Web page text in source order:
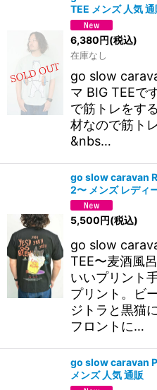
TEE メンズ 人気 通
6,380円(税込)
在庫なし
go slow
マ BIG TEEで
で筋トレをす
材なので筋ト
&nbs…
go slow caravan
2〜 メンズ レディ
5,500円(税込)
go slow
TEE〜麦酒風
いいプリント
プリント。ビ
ジトラと黒猫
フロントに…
go slow caravan
メンズ 人気 通販